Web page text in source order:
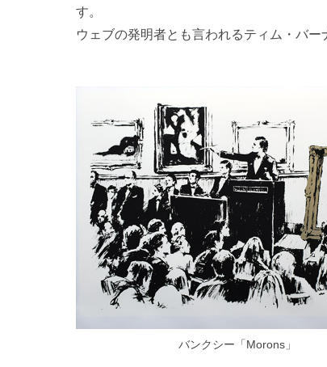
す。
ウェブの発明者とも言われるティム・バ
バンクシー「Morons」